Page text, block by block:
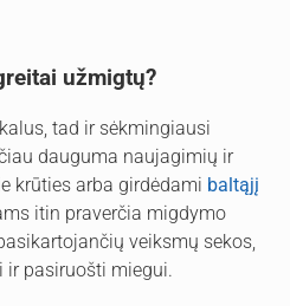
užmigtų?
tad ir sėkmingiausi
dauguma naujagimių ir
krūties arba girdėdami baltąjį
itin praverčia migdymo
veiksmų sekos,
pasiruošti miegui.